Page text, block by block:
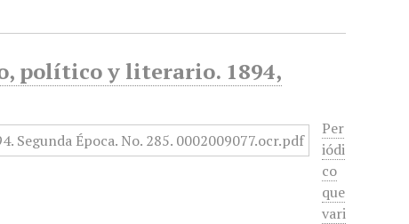
político y literario. 1894,
Per
iódi
co
que
vari